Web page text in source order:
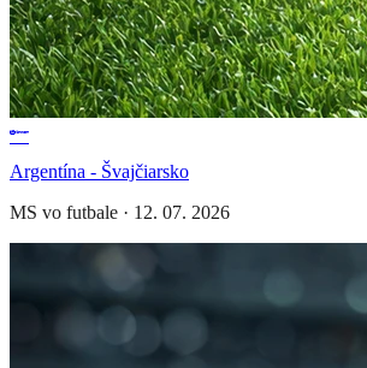
Argentína - Švajčiarsko
MS vo futbale · 12. 07. 2026